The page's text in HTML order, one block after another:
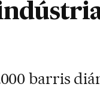
barris